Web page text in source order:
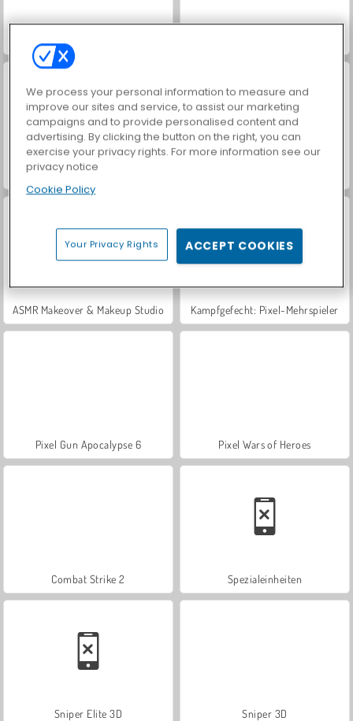
Let's Fish!
VegaMix Da Vinci Puzzles
ASMR Makeover & Makeup Studio Kampfgefecht: Pixel-Mehrspieler
Pixel Gun Apocalypse 6 Pixel Wars of Heroes
Combat Strike 2 Spezialeinheiten
Sniper Elite 3D Sniper 3D
We process your personal information to measure and
improve our sites and service, to assist our marketing
campaigns and to provide personalised content and
advertising. By clicking the button on the right, you can
exercise your privacy rights. For more information see our
privacy notice
Cookie Policy
Your Privacy Rights ACCEPT COOKIES